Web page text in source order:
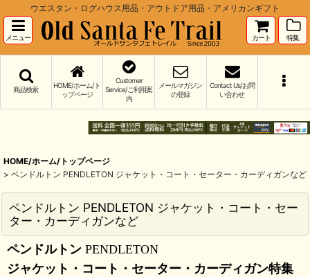
ウエスタン・ログハウス用品・アウトドア用品・アメリカンギフト
メニュー カート 特集
商品検索
HOME/ホーム/ト
ップページ
Customer
Service/ご利用案
内
メールマガジン
の登録
Contact Us/お問
い合わせ
HOME/ホーム/トップページ
> ペンドルトン PENDLETON ジャケット・コート・セーター・カーディガンなど
ペンドルトン PENDLETON ジャケット・コート・セー
ター・カーディガンなど
ペンドルトン PENDLETON
ジャケット・コート・セーター・カーディガン特集